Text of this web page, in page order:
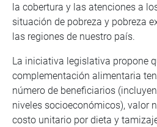
la cobertura y las atenciones a
situación de pobreza y pobreza
las regiones de nuestro país.
La iniciativa legislativa propone
complementación alimentaria
número de beneficiarios
niveles socioeconómicos), valor
costo unitario por dieta y